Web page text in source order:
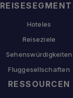
Hoteles
Reiseziele
Sehenswürdigkeiten
Fluggesellschaften
RESSOURCEN